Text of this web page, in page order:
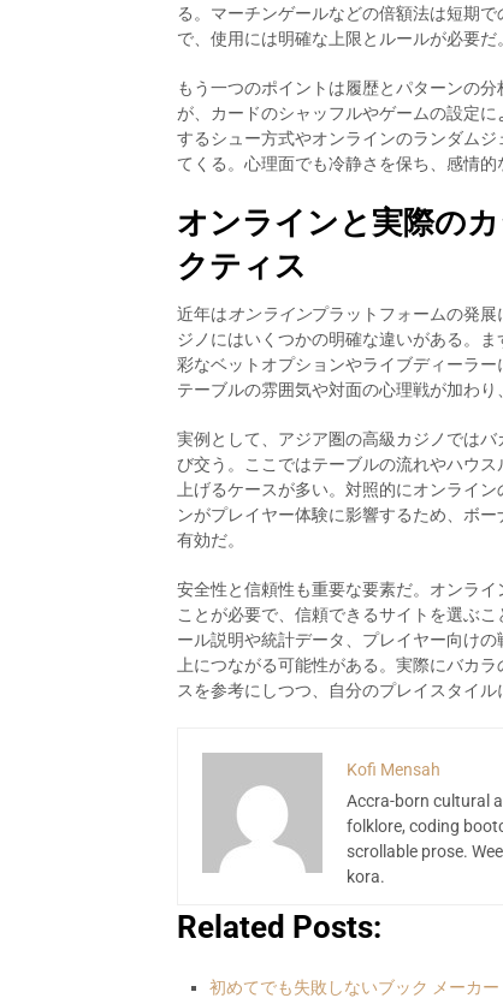
る。マーチンゲールなどの倍額法は短期
で、使用には明確な上限とルールが必要だ。
もう一つのポイントは履歴とパターンの
が、カードのシャッフルやゲームの設定
するシュー方式やオンラインのランダム
てくる。心理面でも冷静さを保ち、感情
オンラインと実際の
クティス
近年はオンラインプラットフォームの発
ジノにはいくつかの明確な違いがある。
彩なベットオプションやライブディーラ
テーブルの雰囲気や対面の心理戦が加わ
実例として、アジア圏の高級カジノでは
び交う。ここではテーブルの流れやハウ
上げるケースが多い。対照的にオンライ
ンがプレイヤー体験に影響するため、ボ
有効だ。
安全性と信頼性も重要な要素だ。オンラ
ことが必要で、信頼できるサイトを選ぶ
ール説明や統計データ、プレイヤー向け
上につながる可能性がある。実際にバカ
スを参考にしつつ、自分のプレイスタイル
Kofi Mensah
Accra-born cultural
folklore, coding
scrollable prose.
kora.
Related Posts:
初めてでも失敗しないブック メーカ